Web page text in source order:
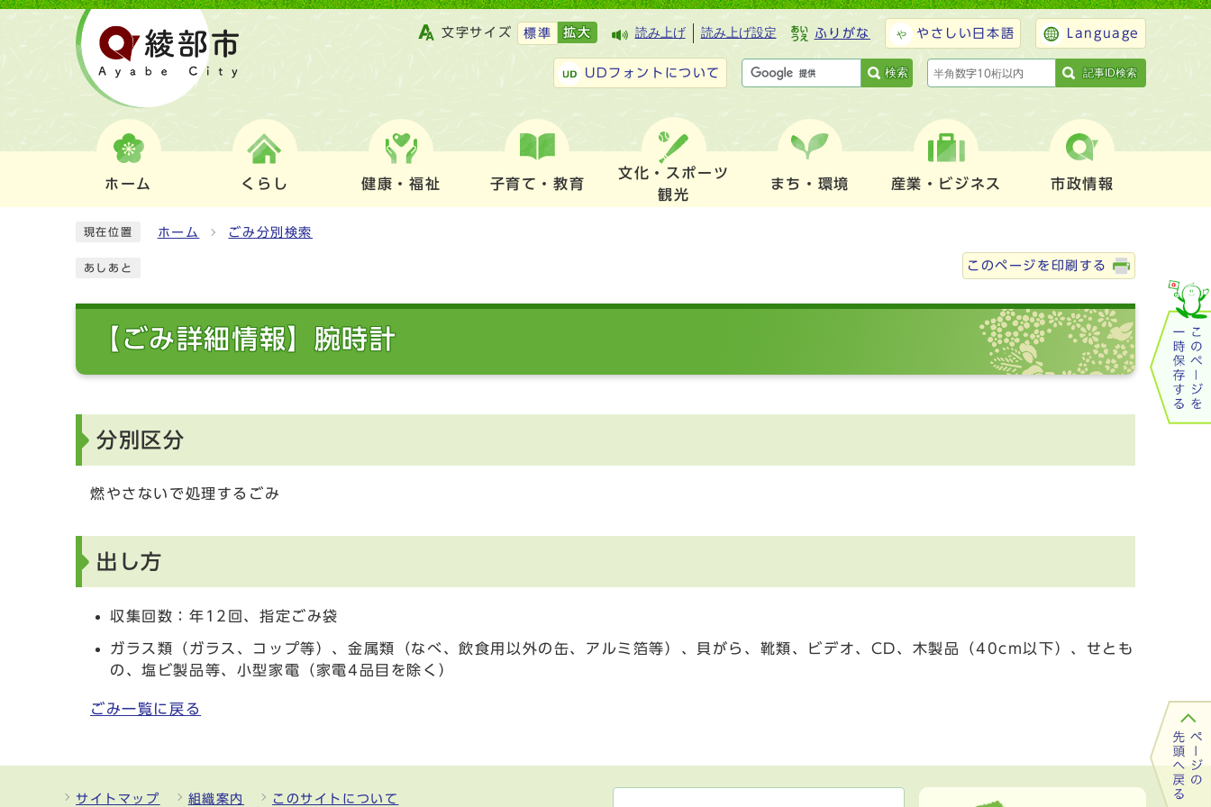
文字サイズ 標準 拡大 読み上げ 読み上げ設定 ふりがな やさしい日本語 Language
UDフォントについて 検索 記事ID検索
ホーム くらし 健康・福祉 子育て・教育
文化・スポーツ
観光
まち・環境 産業・ビジネス 市政情報
現在位置 ホーム ごみ分別検索
あしあと このページを印刷する
【ごみ詳細情報】腕時計
分別区分
燃やさないで処理するごみ
出し方
収集回数：年12回、指定ごみ袋
ガラス類（ガラス、コップ等）、金属類（なべ、飲食用以外の缶、アルミ箔等）、貝がら、靴類、ビデオ、CD、木製品（40cm以下）、せとも
の、塩ビ製品等、小型家電（家電4品目を除く）
ごみ一覧に戻る
サイトマップ 組織案内 このサイトについて